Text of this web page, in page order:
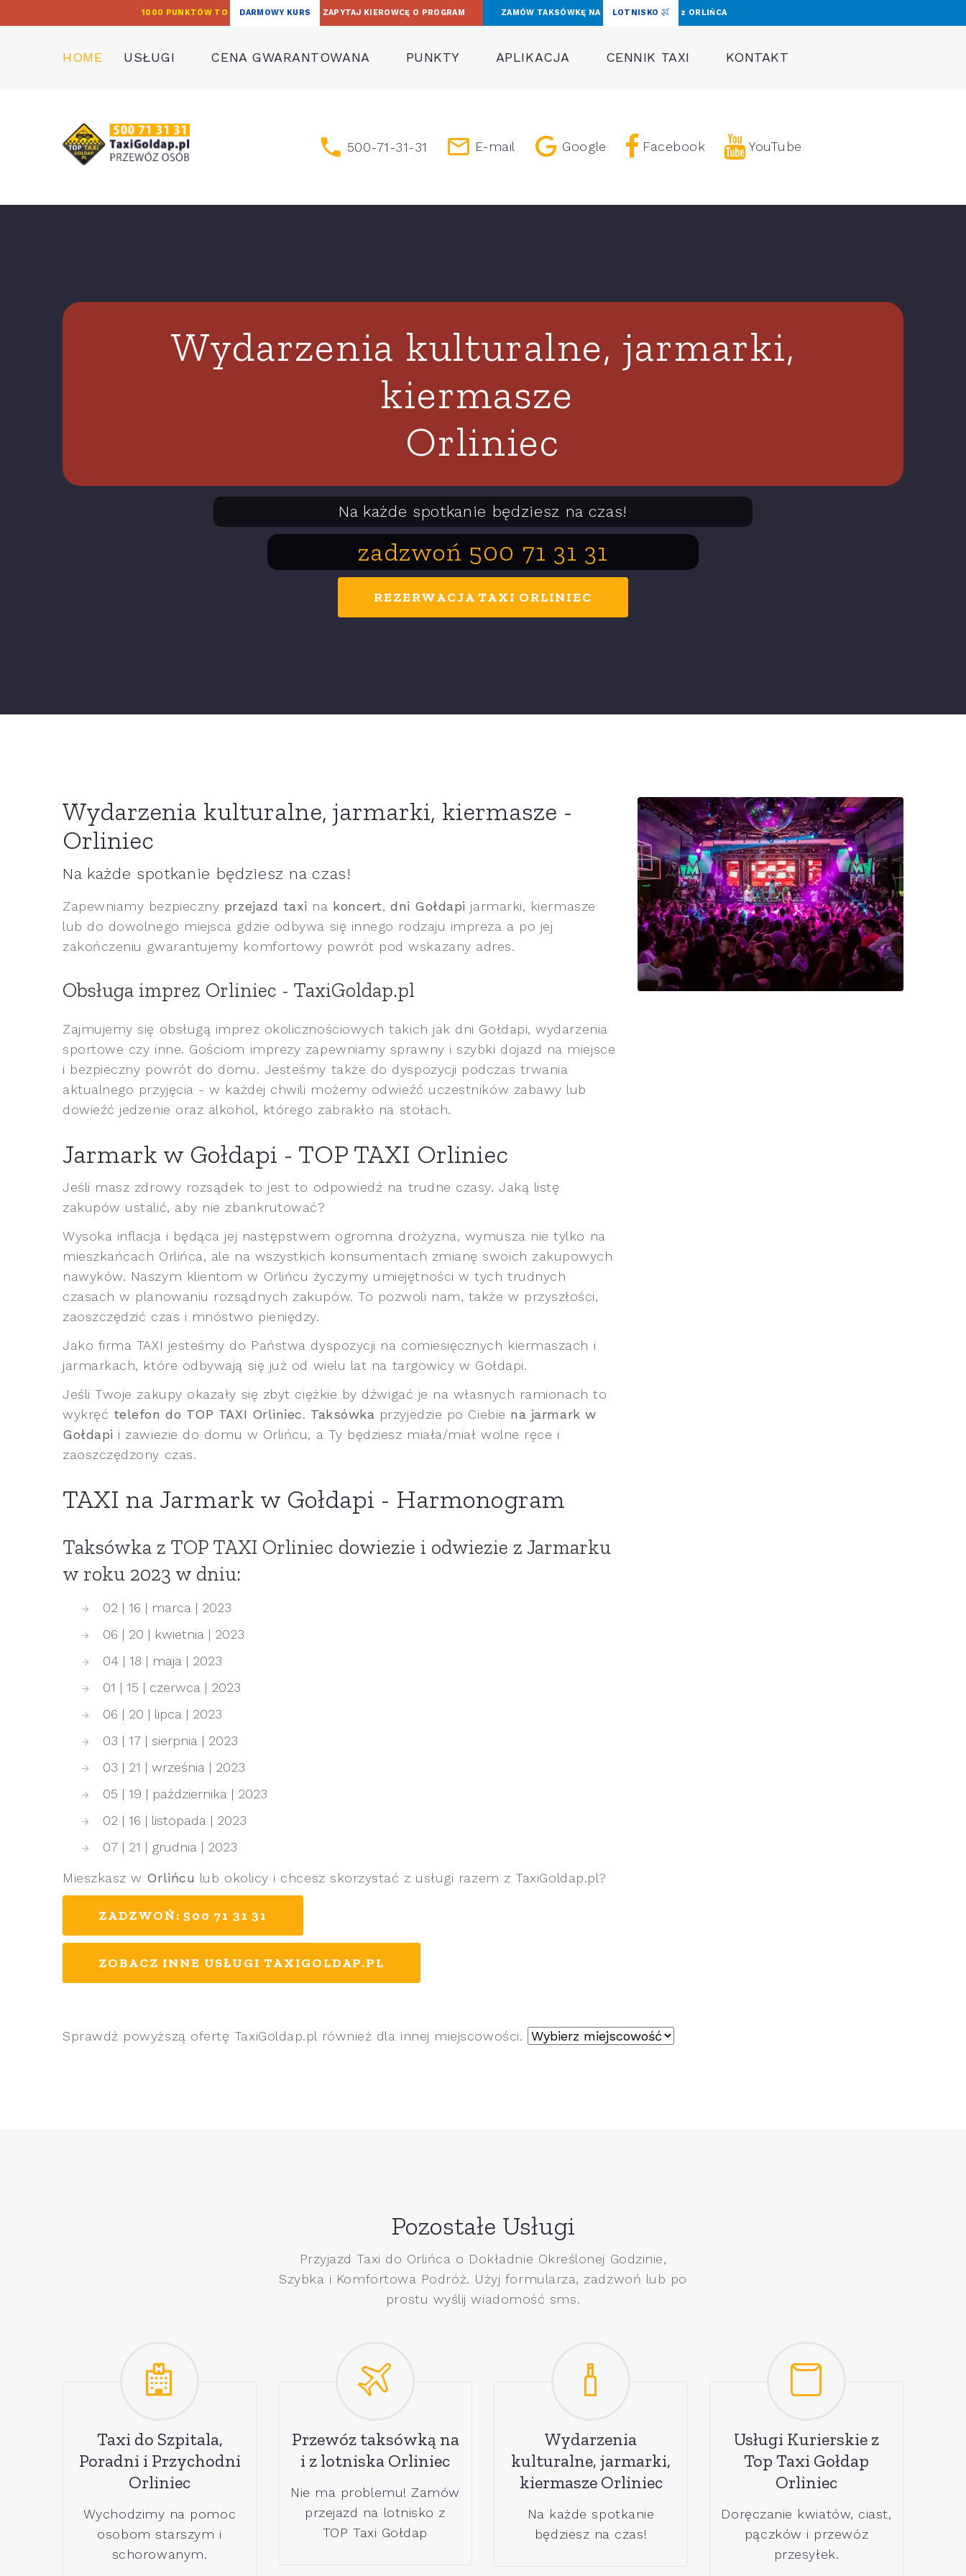
1000 PUNKTÓW TO DARMOWY KURS ZAPYTAJ KIEROWCĘ O PROGRAM ZAMÓW TAKSÓWKĘ NA LOTNISKO z ORLIŃCA
HOME USŁUGI CENA GWARANTOWANA PUNKTY APLIKACJA CENNIK TAXI KONTAKT
500-71-31-31 E-mail Google Facebook YouTube
Wydarzenia kulturalne, jarmarki,
kiermasze
Orliniec
Na każde spotkanie będziesz na czas!
zadzwoń 500 71 31 31
REZERWACJA TAXI ORLINIEC
Wydarzenia kulturalne, jarmarki, kiermasze -
Orliniec
Na każde spotkanie będziesz na czas!
Zapewniamy bezpieczny przejazd taxi na koncert, dni Gołdapi jarmarki, kiermasze
lub do dowolnego miejsca gdzie odbywa się innego rodzaju impreza a po jej
zakończeniu gwarantujemy komfortowy powrót pod wskazany adres.
Obsługa imprez Orliniec - TaxiGoldap.pl
Zajmujemy się obsługą imprez okolicznościowych takich jak dni Gołdapi, wydarzenia
sportowe czy inne. Gościom imprezy zapewniamy sprawny i szybki dojazd na miejsce
i bezpieczny powrót do domu. Jesteśmy także do dyspozycji podczas trwania
aktualnego przyjęcia - w każdej chwili możemy odwieźć uczestników zabawy lub
dowieźć jedzenie oraz alkohol, którego zabrakło na stołach.
Jarmark w Gołdapi - TOP TAXI Orliniec
Jeśli masz zdrowy rozsądek to jest to odpowiedź na trudne czasy. Jaką listę
zakupów ustalić, aby nie zbankrutować?
Wysoka inflacja i będąca jej następstwem ogromna drożyzna, wymusza nie tylko na
mieszkańcach Orlińca, ale na wszystkich konsumentach zmianę swoich zakupowych
nawyków. Naszym klientom w Orlińcu życzymy umiejętności w tych trudnych
czasach w planowaniu rozsądnych zakupów. To pozwoli nam, także w przyszłości,
zaoszczędzić czas i mnóstwo pieniędzy.
Jako firma TAXI jesteśmy do Państwa dyspozycji na comiesięcznych kiermaszach i
jarmarkach, które odbywają się już od wielu lat na targowicy w Gołdapi.
Jeśli Twoje zakupy okazały się zbyt ciężkie by dźwigać je na własnych ramionach to
wykręć telefon do TOP TAXI Orliniec. Taksówka przyjedzie po Ciebie na jarmark w
Gołdapi i zawiezie do domu w Orlińcu, a Ty będziesz miała/miał wolne ręce i
zaoszczędzony czas.
TAXI na Jarmark w Gołdapi - Harmonogram
Taksówka z TOP TAXI Orliniec dowiezie i odwiezie z Jarmarku
w roku 2023 w dniu:
02 | 16 | marca | 2023
06 | 20 | kwietnia | 2023
04 | 18 | maja | 2023
01 | 15 | czerwca | 2023
06 | 20 | lipca | 2023
03 | 17 | sierpnia | 2023
03 | 21 | września | 2023
05 | 19 | października | 2023
02 | 16 | listopada | 2023
07 | 21 | grudnia | 2023
Mieszkasz w Orlińcu lub okolicy i chcesz skorzystać z usługi razem z TaxiGoldap.pl?
ZADZWOŃ: 500 71 31 31
ZOBACZ INNE USŁUGI TAXIGOLDAP.PL
Sprawdź powyższą ofertę TaxiGoldap.pl również dla innej miejscowości.
Pozostałe Usługi
Przyjazd Taxi do Orlińca o Dokładnie Określonej Godzinie,
Szybka i Komfortowa Podróż. Użyj formularza, zadzwoń lub po
prostu wyślij wiadomość sms.
Taxi do Szpitala,
Poradni i Przychodni
Orliniec
Wychodzimy na pomoc
osobom starszym i
schorowanym.
Przewóz taksówką na
i z lotniska Orliniec
Nie ma problemu! Zamów
przejazd na lotnisko z
TOP Taxi Gołdap
Wydarzenia
kulturalne, jarmarki,
kiermasze Orliniec
Na każde spotkanie
będziesz na czas!
Usługi Kurierskie z
Top Taxi Gołdap
Orliniec
Doręczanie kwiatów, ciast,
pączków i przewóz
przesyłek.